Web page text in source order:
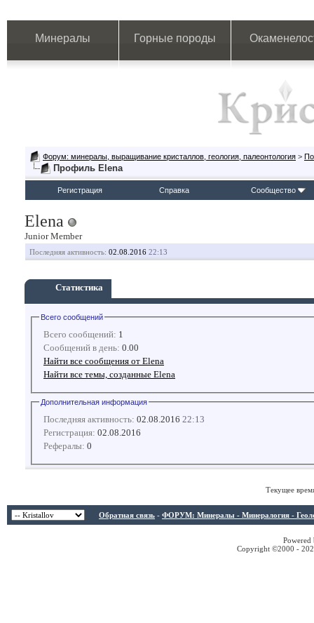
Минералы Горные породы
Форум: минералы, выращивание кристаллов, геология, палеонтология >
Профиль Elena
Регистрация Справка Сообщество
Elena
Junior Member
Последняя активность: 02.08.2016 22:13
Статистика
Всего сообщений
Всего сообщений: 1
Сообщений в день: 0.00
Найти все сообщения от Elena
Найти все темы, созданные Elena
Дополнительная информация
Последняя активность: 02.08.2016 22:13
Регистрация: 02.08.2016
Рефералы: 0
Текущее
Обратная связь - ФОРУМ: Минералы - Минералогия -
Copyright ©2000 -